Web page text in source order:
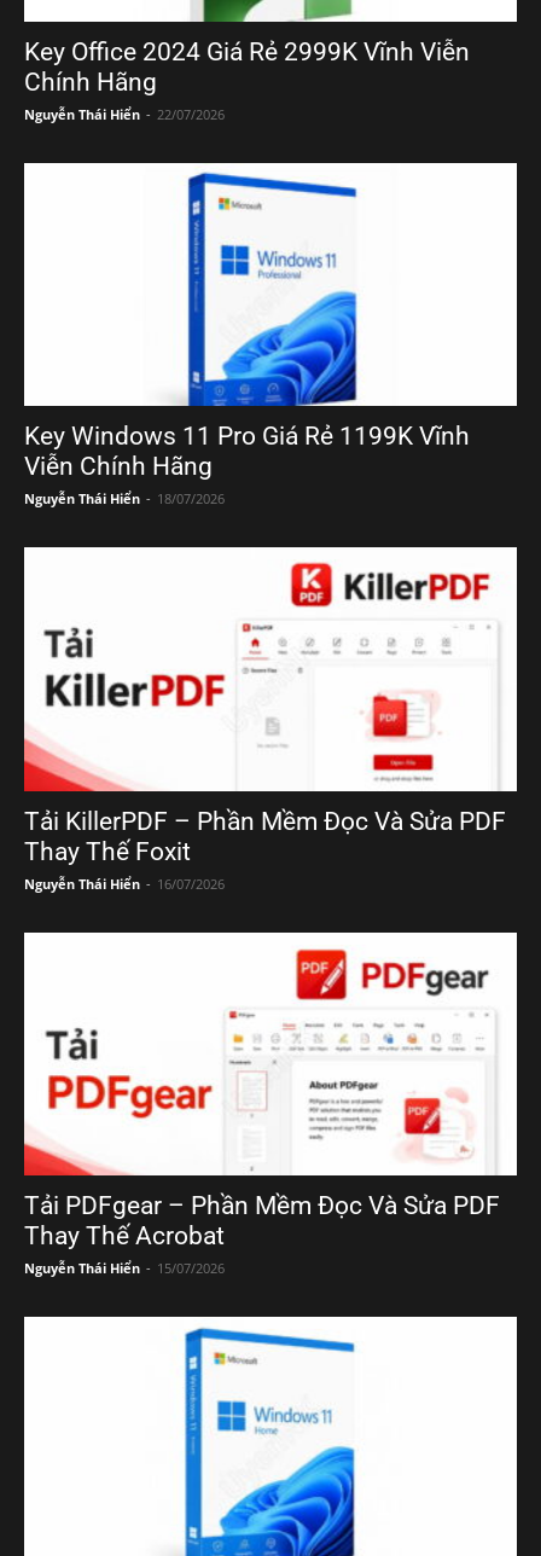
Key Office 2024 Giá Rẻ 2999K Vĩnh Viễn
Chính Hãng
Nguyễn Thái Hiển - 22/07/2026
Key Windows 11 Pro Giá Rẻ 1199K Vĩnh
Viễn Chính Hãng
Nguyễn Thái Hiển - 18/07/2026
Tải KillerPDF – Phần Mềm Đọc Và Sửa PDF
Thay Thế Foxit
Nguyễn Thái Hiển - 16/07/2026
Tải PDFgear – Phần Mềm Đọc Và Sửa PDF
Thay Thế Acrobat
Nguyễn Thái Hiển - 15/07/2026